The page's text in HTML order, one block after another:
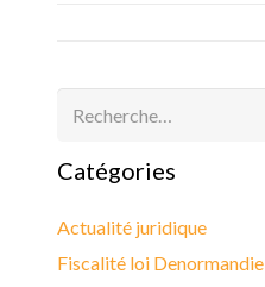
Catégories
Actualité juridique
Fiscalité loi Denormandie